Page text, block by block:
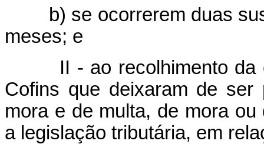
b) se ocorrerem duas
meses; e
II - ao recolhimento da
Cofins que deixaram de
mora e de multa, de mora
a legislação tributária, em